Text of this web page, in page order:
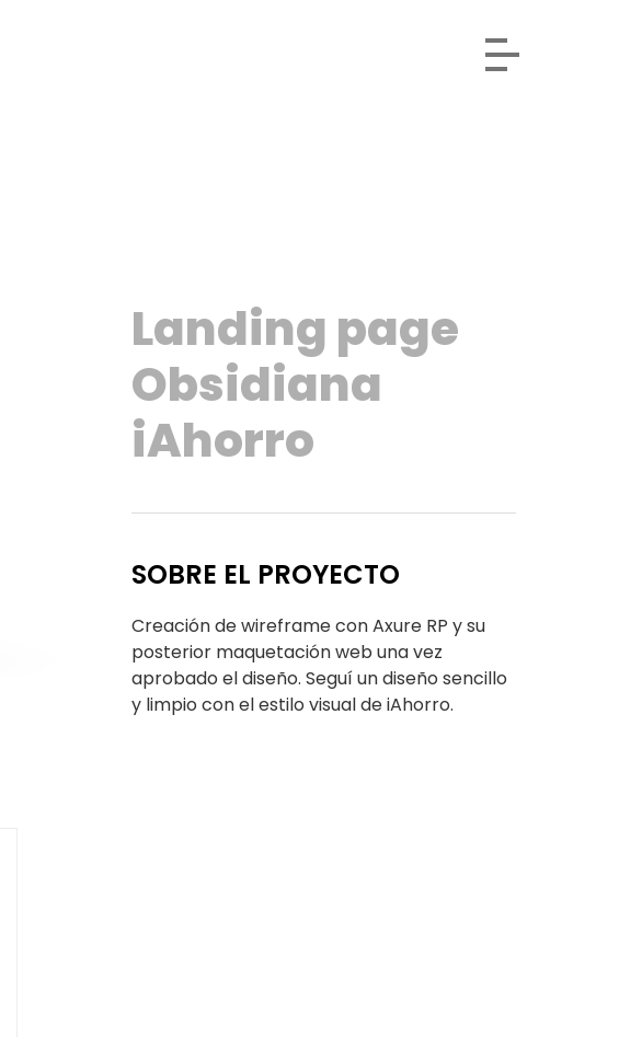
Landing page
Obsidiana
iAhorro
SOBRE EL PROYECTO
Creación de wireframe con Axure RP y su
posterior maquetación web una vez
aprobado el diseño. Seguí un diseño sencillo
y limpio con el estilo visual de iAhorro.